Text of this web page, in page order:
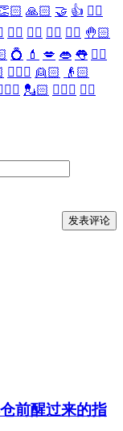
🙏🏻 🤝 👍 👎🏻
👆🏻 👇🏻 ☝🏻 ✋🏻 🤚🏻
💍 💄 💋 👄 👅 👂🏻
👱🏻‍♀️ 👱🏻
👴🏻
💂🏻 🕵🏻‍♀️ 🕵🏻
前醒过来的指